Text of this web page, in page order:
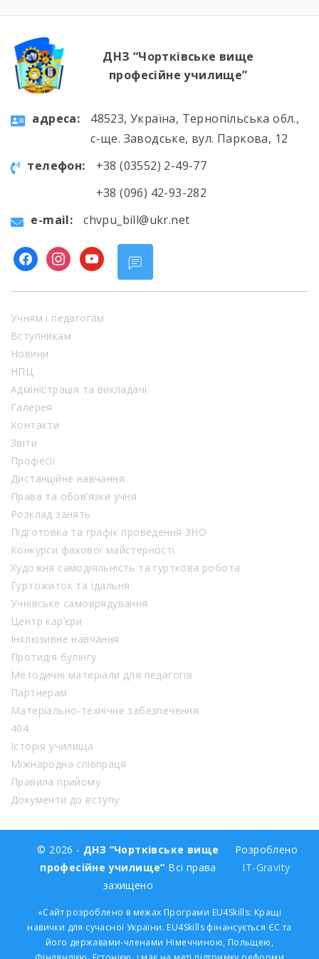
ДНЗ “Чортківське вище
професійне училище”
aдресa:
48523, Україна, Тернопільська обл.,
с-ще. Заводське, вул. Паркова, 12
телефон:
+38 (03552) 2-49-77
+38 (096) 42-93-282
e-mail:
chvpu_bill@ukr.net
facebookinstagram
youtube
Учням і педагогам
Вступникам
Новини
НПЦ
Адміністрація та викладачі
Галерея
Контакти
Звіти
Професії
Дистанційне навчання
Права та обов’язки учня
Розклад занять
Підготовка та графік проведення ЗНО
Конкурси фахової майстерності
Художня самодіяльність та гурткова робота
Гуртожиток та їдальня
Учнівське самоврядування
Центр кар’єри
Інклюзивне навчання
Протидія булінгу
Методичні матеріали для педагогів
Партнерам
Матеріально-технічне забезпечення
404
Історія училища
Міжнародна співпраця
Правила прийому
Документи до вступу
© 2026 - ДНЗ “Чортківське вище
професійне училище” Всі права
захищено
Розроблено
IT-Gravity
«Сайт розроблено в межах Програми EU4Skills: Кращі
навички для сучасної України. EU4Skills фінансується ЄС та
його державами-членами Німеччиною, Польщею,